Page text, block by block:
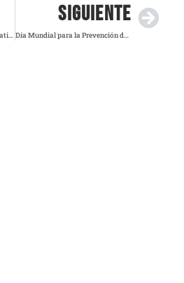
Mayuli Martínez presenta iniciativas educativas para promover la equidad en México
SIGUIENTE
Día Mundial para la Prevención del Suicidio: un llamado urgente a la acción global